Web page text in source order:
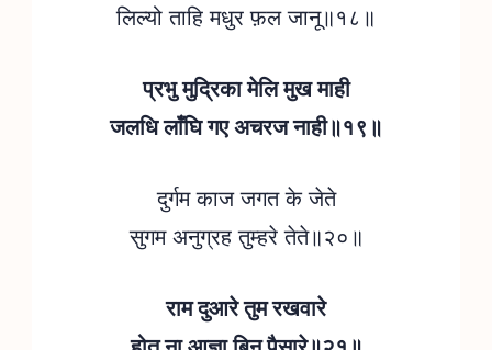
लिल्यो ताहि मधुर फ़ल जानू॥१८॥
प्रभु मुद्रिका मेलि मुख माही
जलधि लाँघि गए अचरज नाही॥१९॥
दुर्गम काज जगत के जेते
सुगम अनुग्रह तुम्हरे तेते॥२०॥
राम दुआरे तुम रखवारे